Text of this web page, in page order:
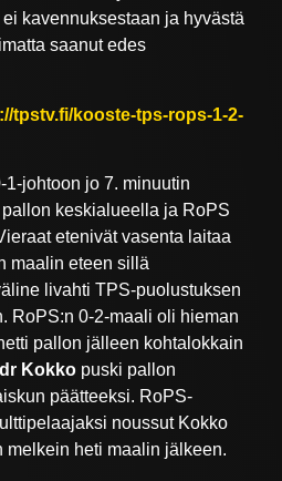
kavennuksestaan ja hyvästä
saanut edes
tpstv.fi/kooste-tps-rops-1-2-
johtoon jo 7. minuutin
keskialueella ja RoPS
etenivät vasenta laitaa
maalin eteen sillä
livahti TPS-puolustuksen
RoPS:n 0-2-maali oli hieman
pallon jälleen kohtalokkain
Kokko puski pallon
päätteeksi. RoPS-
noussut Kokko
melkein heti maalin jälkeen.